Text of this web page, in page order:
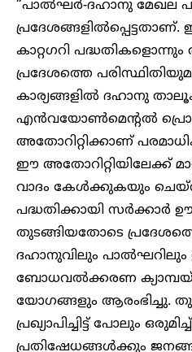
“പാൽഘർ-ദഹാനു മേഖല
കാറ്റഗറി
പ്രദേശത്തെ
കാര്യങ്ങളിൽ ദഹാനു
എൻവയോൺമെന്റൽ
അതോറിറ്റിക്കാണ്
ഈ അതോറിറ്റിയിലേക്ക്
വാദം കേൾക്കുകയും
പദ്ധതിക്കായി സർക്കാർ
തുടങ്ങിയതോടെ
ദഹാനുവിലും പാൽഘറിലും
ബോധവൽക്കരണ
യോഗങ്ങളും ആരംഭിച്ചു.
പ്രഖ്യാപിച്ചിട്ട് പോലും
പ്രതിഷേധങ്ങൾക്കും